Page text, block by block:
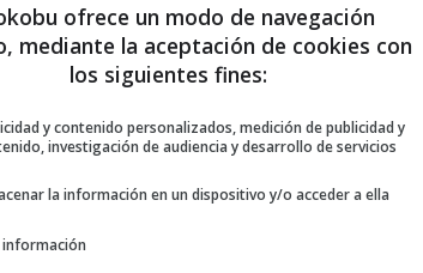
ofrece un modo de navegación
mediante la aceptación de cookies con
los siguientes fines:
y contenido personalizados, medición de publicidad y
investigación de audiencia y desarrollo de servicios
la información en un dispositivo y/o acceder a ella
información